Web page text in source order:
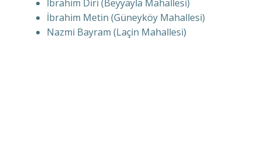
İbrahim Diri (Beyyayla Mahallesi)
İbrahim Metin (Güneyköy Mahallesi)
Nazmi Bayram (Laçin Mahallesi)